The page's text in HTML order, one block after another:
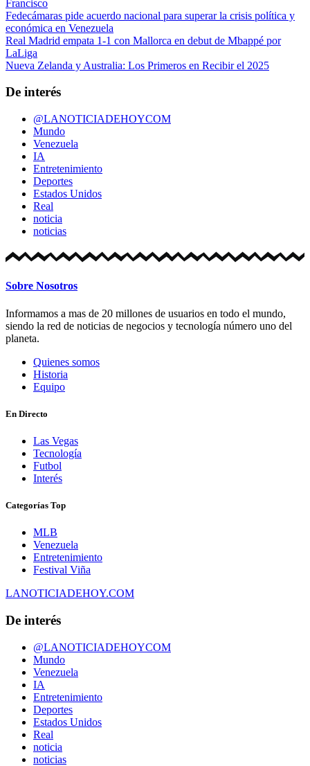
Francisco
Fedecámaras pide acuerdo nacional para superar la crisis política y
económica en Venezuela
Real Madrid empata 1-1 con Mallorca en debut de Mbappé por
LaLiga
Nueva Zelanda y Australia: Los Primeros en Recibir el 2025
De interés
@LANOTICIADEHOYCOM
Mundo
Venezuela
IA
Entretenimiento
Deportes
Estados Unidos
Real
noticia
noticias
Sobre Nosotros
Informamos a mas de 20 millones de usuarios en todo el mundo,
siendo la red de noticias de negocios y tecnología número uno del
planeta.
Quienes somos
Historia
Equipo
En Directo
Las Vegas
Tecnología
Futbol
Interés
Categorías Top
MLB
Venezuela
Entretenimiento
Festival Viña
LANOTICIADEHOY.COM
De interés
@LANOTICIADEHOYCOM
Mundo
Venezuela
IA
Entretenimiento
Deportes
Estados Unidos
Real
noticia
noticias